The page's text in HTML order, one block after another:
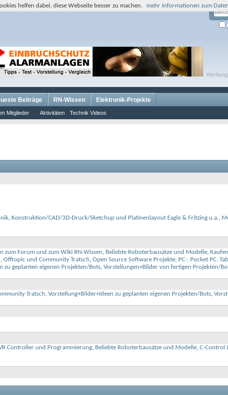
Werbung
Mitglieder Aktivitäten Technik Videos
Beiträge RN-Wissen Elektronik-Projekte
, Konstruktion/CAD/3D-Druck/Sketchup und Platinenlayout Eagle & Fritzing u.a.,
zum Forum und zum Wiki RN-Wissen, Beliebte Roboterbausätze und Modelle,
, Offtopic und Community Tratsch, Open Source Software Projekte, PC-, Pocket PC,
zu geplanten eigenen Projekten/Bots, Vorstellungen+Bilder von fertigen Projekten/
Tratsch, Vorstellung+Bilder+Ideen zu geplanten eigenen Projekten/Bots,
Controller und Programmierung, Beliebte Roboterbausätze und Modelle, C-Control
helfen dabei, diese Webseite besser zu machen. mehr Informationen zum